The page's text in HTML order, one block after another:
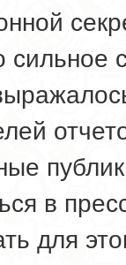
сильное
в
для